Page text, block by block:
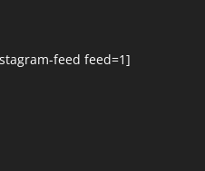
feed feed=1]